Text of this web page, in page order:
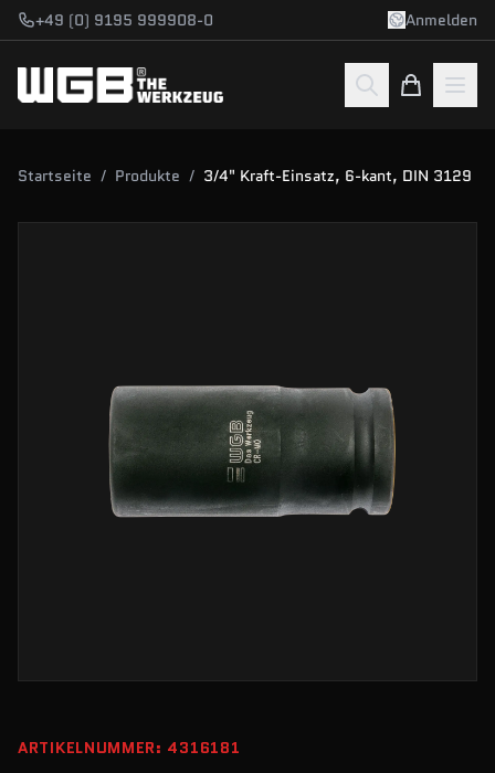
Zum Hauptinhalt springen
+49 (0) 9195 999908-0 Anmelden
Startseite / Produkte / 3/4" Kraft-Einsatz, 6-kant, DIN 3129
ARTIKELNUMMER: 4316181